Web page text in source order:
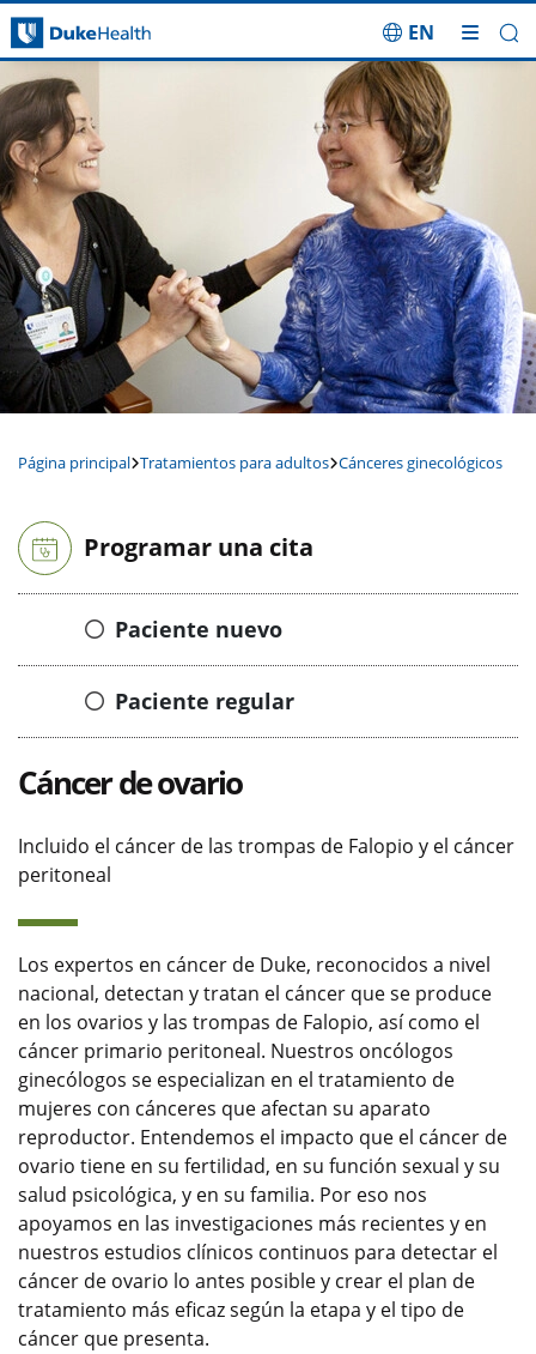
Saltar navegación
EN
Página principal Tratamientos para adultos Cánceres ginecológicos
Programar una cita
Paciente nuevo
Paciente regular
Cáncer de ovario
Incluido el cáncer de las trompas de Falopio y el cáncer
peritoneal
Los expertos en cáncer de Duke, reconocidos a nivel
nacional, detectan y tratan el cáncer que se produce
en los ovarios y las trompas de Falopio, así como el
cáncer primario peritoneal. Nuestros oncólogos
ginecólogos se especializan en el tratamiento de
mujeres con cánceres que afectan su aparato
reproductor. Entendemos el impacto que el cáncer de
ovario tiene en su fertilidad, en su función sexual y su
salud psicológica, y en su familia. Por eso nos
apoyamos en las investigaciones más recientes y en
nuestros estudios clínicos continuos para detectar el
cáncer de ovario lo antes posible y crear el plan de
tratamiento más eficaz según la etapa y el tipo de
cáncer que presenta.